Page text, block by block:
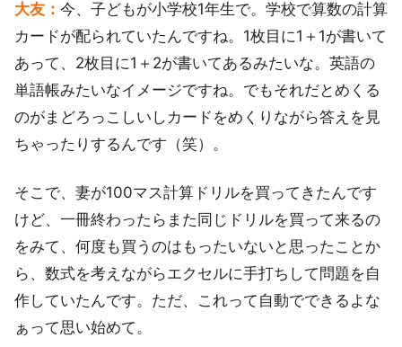
大友： 今、子どもが小学校1年生で。学校で算数の計算
カードが配られていたんですね。1枚目に1＋1が書いて
あって、2枚目に1＋2が書いてあるみたいな。英語の
単語帳みたいなイメージですね。でもそれだとめくる
のがまどろっこしいしカードをめくりながら答えを見
ちゃったりするんです（笑）。
そこで、妻が100マス計算ドリルを買ってきたんです
けど、一冊終わったらまた同じドリルを買って来るの
をみて、何度も買うのはもったいないと思ったことか
ら、数式を考えながらエクセルに手打ちして問題を自
作していたんです。ただ、これって自動でできるよな
ぁって思い始めて。